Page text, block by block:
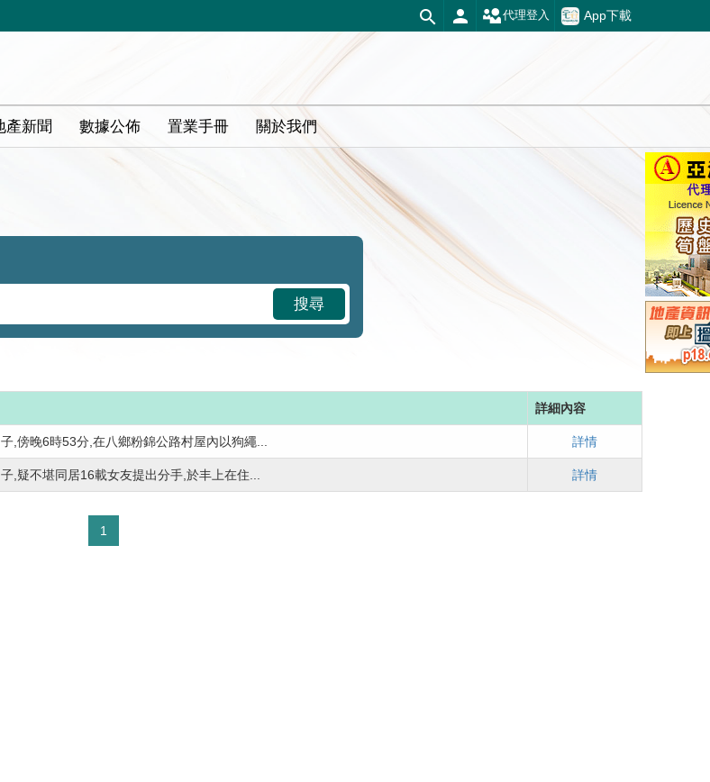
App下載
代理登入
產新聞 數據公佈 置業手冊 關於我們
搜尋
詳細內容
,傍晚6時53分,在八鄉粉錦公路村屋內以狗繩... 詳情
,疑不堪同居16載女友提出分手,於丰上在住... 詳情
1